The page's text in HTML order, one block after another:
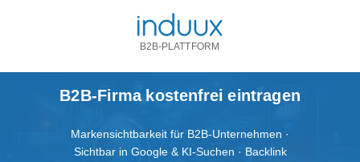
B2B-Firma kostenfrei eintragen
B2B-PLATTFORM
Markensichtbarkeit für B2B-Unternehmen ·
Sichtbar in Google & KI-Suchen · Backlink